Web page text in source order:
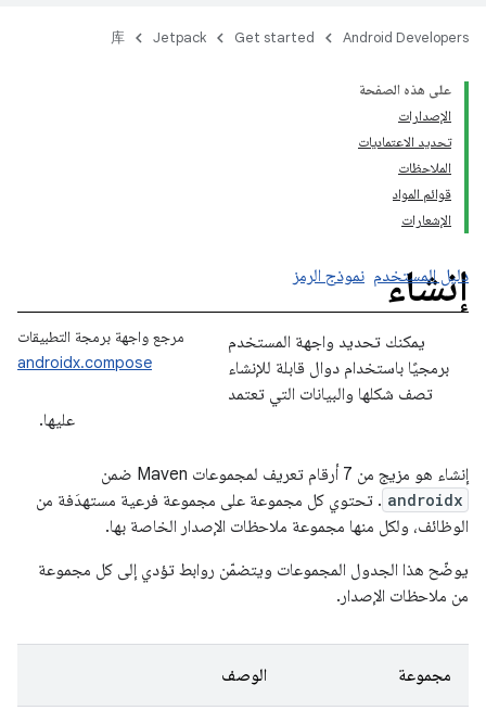
Android Developers
Get started
Jetpack
库
على هذه الصفحة
الإصدارات
تحديد الاعتماديات
الملاحظات
قوائم المواد
الإشعارات
إنشاء
دليل المستخدم نموذج الرمز
مرجع واجهة برمجة التطبيقات
androidx.compose
يمكنك تحديد واجهة المستخدم
برمجيًا باستخدام دوال قابلة للإنشاء
تصف شكلها والبيانات التي تعتمد
عليها.
إنشاء هو مزيج من 7 أرقام تعريف لمجموعات Maven ضمن
androidx . تحتوي كل مجموعة على مجموعة فرعية مستهدَفة من
الوظائف، ولكل منها مجموعة ملاحظات الإصدار الخاصة بها.
يوضّح هذا الجدول المجموعات ويتضمّن روابط تؤدي إلى كل مجموعة
من ملاحظات الإصدار.
مجموعة الوصف